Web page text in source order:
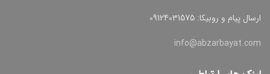
ارسال پیام و روبیکا: 09124031575
info@abzarbayat.com